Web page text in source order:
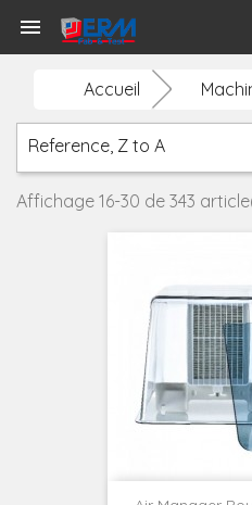

Accueil
Reference, Z to A
Affichage 16-30 de 343